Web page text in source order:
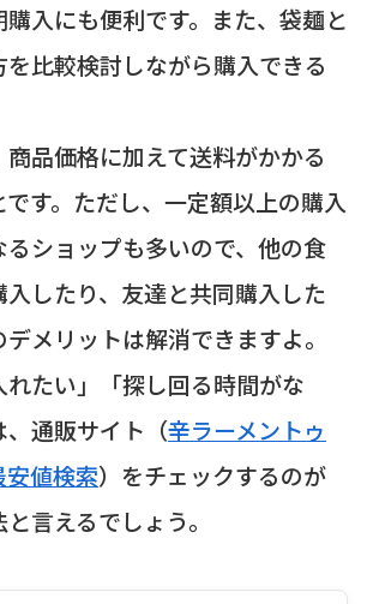
購入にも便利です。また、袋麺と
比較検討しながら購入できる
品価格に加えて送料がかかる
す。ただし、一定額以上の購入
ショップも多いので、他の食
したり、友達と共同購入した
メリットは解消できますよ。
れたい」「探し回る時間がな
通販サイト（辛ラーメントゥ
値検索）をチェックするのが
言えるでしょう。